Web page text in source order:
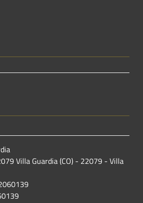
Villa Guardia (CO) - 22079 - Villa